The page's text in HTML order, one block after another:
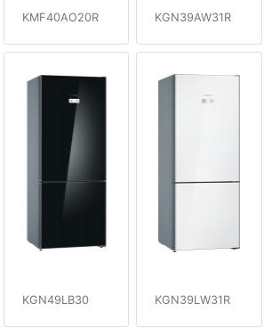
KMF40AO20R KGN39AW31R
KGN49LB30 KGN39LW31R